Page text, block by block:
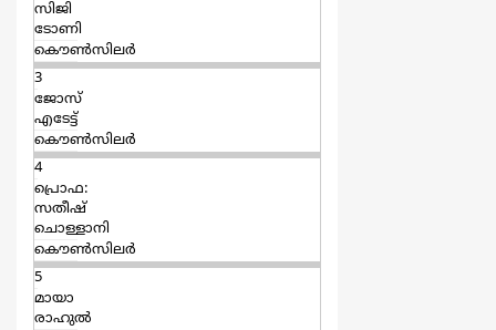
സിജി
ടോണി
കൌൺസിലർ
3
ജോസ്
എടേട്ട്
കൌൺസിലർ
4
പ്രൊഫ:
സതീഷ്
ചൊള്ളാനി
കൌൺസിലർ
5
മായാ
രാഹുല്‍